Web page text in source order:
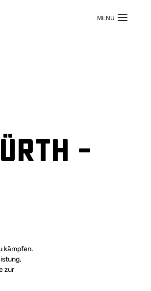
–
kämpfen.
zur